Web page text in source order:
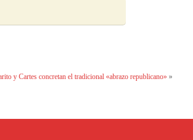
y Cartes concretan el tradicional «abrazo republicano»»